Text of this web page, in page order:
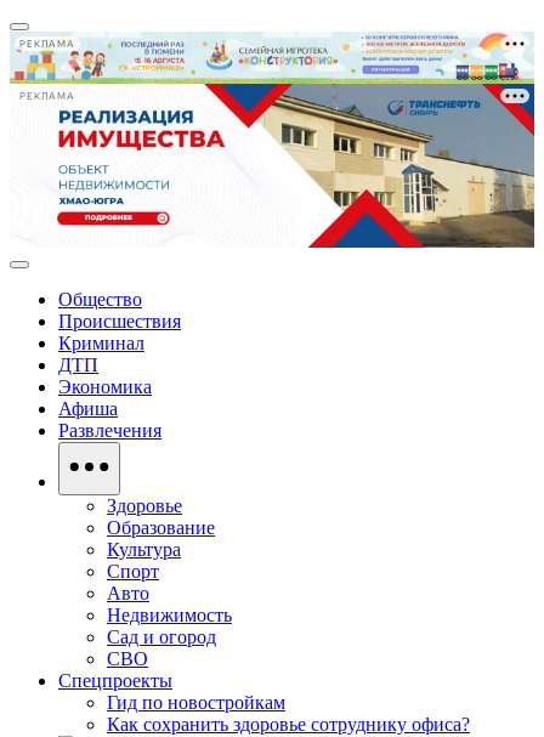
РЕКЛАМА
РЕКЛАМА
Общество
Происшествия
Криминал
ДТП
Экономика
Афиша
Развлечения
Здоровье
Образование
Культура
Спорт
Авто
Недвижимость
Сад и огород
СВО
Спецпроекты
Гид по новостройкам
Как сохранить здоровье сотруднику офиса?